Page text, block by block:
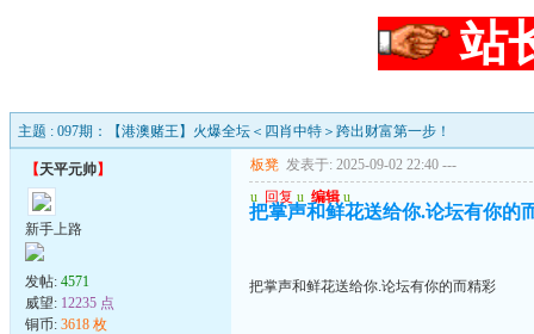
站
主题 : 097期：【港澳赌王】火爆全坛＜四肖中特＞跨出财富第一步！
【天平元帅】
新手上路
发帖: 4571
威望: 12235 点
铜币: 3618 枚
板凳 发表于: 2025-09-02 22:40 ---
u 回复 u 编辑 u
把掌声和鲜花送给你.论坛有你的
把掌声和鲜花送给你.论坛有你的而精彩